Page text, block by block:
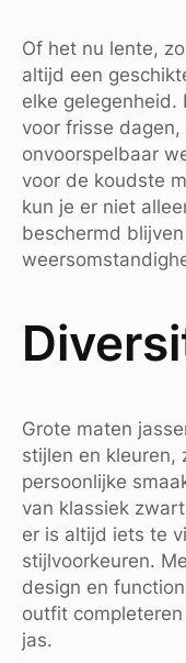
Of het nu lente,
altijd een
elke gelegenheid.
voor frisse
onvoorspelbaar
voor de koudste
kun je er niet
beschermd
Grote maten
stijlen en kleuren,
persoonlijke
van klassiek
er is altijd iets te
stijlvoorkeuren.
design en
outfit
jas.